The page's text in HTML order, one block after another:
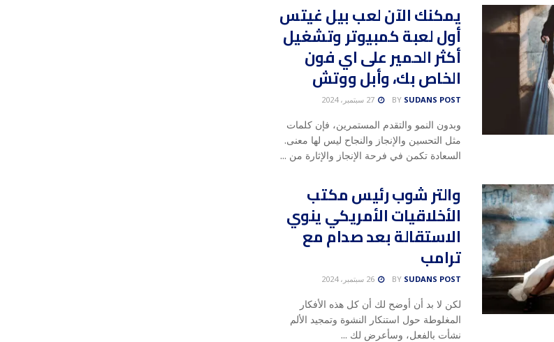
يمكنك الآن لعب بيل غيتس
أول لعبة كمبيوتر وتشغيل
أكثر الحمير على اي فون
الخاص بك، وأبل ووتش
BY SUDANS POST 27 سبتمبر، 2024
وبدون النمو والتقدم المستمرين، فإن كلمات
مثل التحسين والإنجاز والنجاح ليس لها معنى.
السعادة تكمن في فرحة الإنجاز والإثارة من ...
والتر شوب رئيس مكتب
الأخلاقيات الأمريكي ينوي
الاستقالة بعد صدام مع
ترامب
BY SUDANS POST 26 سبتمبر، 2024
لكن لا بد أن أوضح لك أن كل هذه الأفكار
المغلوطة حول استنكار النشوة وتمجيد الألم
نشأت بالفعل، وسأعرض لك ...